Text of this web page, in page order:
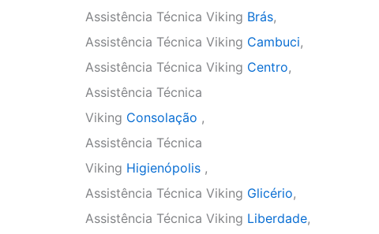
Assistência Técnica Viking Brás,
Assistência Técnica Viking Cambuci,
Assistência Técnica Viking Centro,
Assistência Técnica
Viking Consolação ,
Assistência Técnica
Viking Higienópolis ,
Assistência Técnica Viking Glicério,
Assistência Técnica Viking Liberdade,